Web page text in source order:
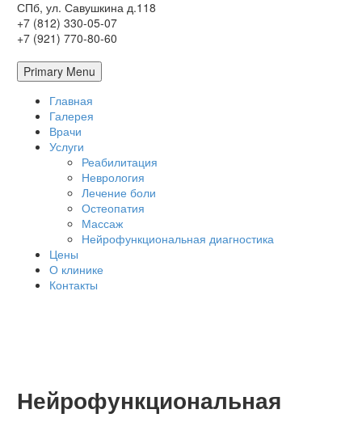
СПб, ул. Савушкина д.118
+7 (812) 330-05-07
+7 (921) 770-80-60
Primary Menu
Главная
Галерея
Врачи
Услуги
Реабилитация
Неврология
Лечение боли
Остеопатия
Массаж
Нейрофункциональная диагностика
Цены
О клинике
Контакты
Нейрофункциональная